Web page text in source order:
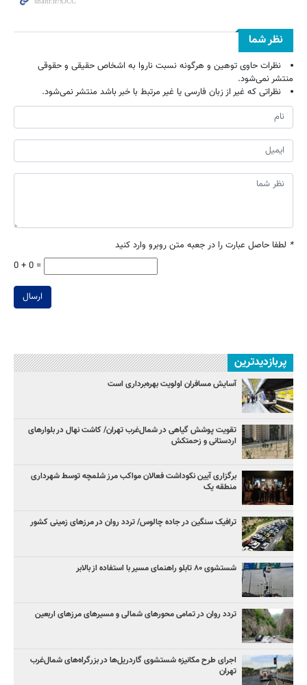
نظر شما
نظرات حاوی توهین و هرگونه نسبت ناروا به اشخاص حقیقی و حقوقی
منتشر نمی‌شود.
نظراتی که غیر از زبان فارسی یا غیر مرتبط با خبر باشد منتشر نمی‌شود.
* لطفا حاصل عبارت را در جعبه متن روبرو وارد کنید
0 + 0 =
ارسال
پربازدیدترین
آسایش مسافران اولویت بهره‌برداری است
تقویت پوشش گیاهی در شمال‌غرب تهران/ کاشت نهال در بلوارهای
اردستانی و زحمتکش
برگزاری آیین نکوداشت فعالان مواکب مرز شلمچه توسط شهرداری
منطقه یک
ترافیک سنگین در جاده چالوس/ تردد روان در مرزهای زمینی کشور
شستشوی ۸۰ تابلو راهنمای مسیر با استفاده از بالابر
تردد روان در تمامی محورهای شمالی و مسیرهای مرزهای اربعین
اجرای طرح مکانیزه شستشوی گاردریل‌ها در بزرگراه‌های شمال‌غرب
تهران